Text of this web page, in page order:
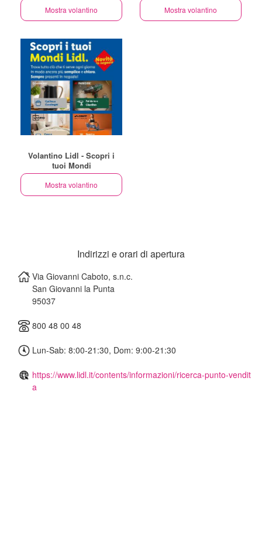
Mostra volantino Mostra volantino
Volantino Lidl - Scopri i
tuoi Mondi
Mostra volantino
Indirizzi e orari di apertura
Via Giovanni Caboto, s.n.c.
San Giovanni la Punta
95037
800 48 00 48
Lun-Sab: 8:00-21:30, Dom: 9:00-21:30
https://www.lidl.it/contents/informazioni/ricerca-punto-vendit
a